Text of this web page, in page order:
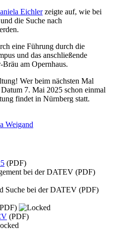
Eichlerzeigte auf, wie bei
die Suche nach
eine Führung durch die
und das anschließende
Bräu am Opernhaus.
Wer beim nächsten Mal
7. Mai 2025 schon einmal
findet in Nürnberg statt.
Weigand
(PDF)
bei der DATEV (PDF)
Suche bei der DATEV (PDF)
(PDF)